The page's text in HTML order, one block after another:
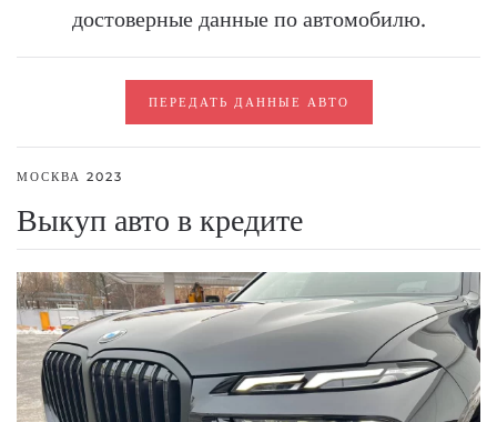
достоверные данные по автомобилю.
ПЕРЕДАТЬ ДАННЫЕ АВТО
МОСКВА 2023
Выкуп авто в кредите